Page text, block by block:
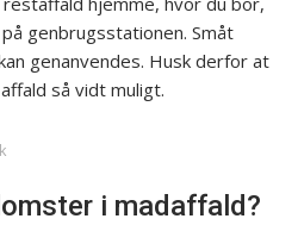
genbrugsstationen. Småt
genanvendes. Husk derfor at
så vidt muligt.
i madaffald?